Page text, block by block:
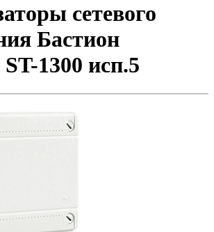
сетевого
Бастион
1300 исп.5